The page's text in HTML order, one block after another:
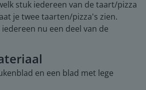
stuk iedereen van de taart/pizza
je twee taarten/pizza's zien.
nu een deel van de
en een blad met lege